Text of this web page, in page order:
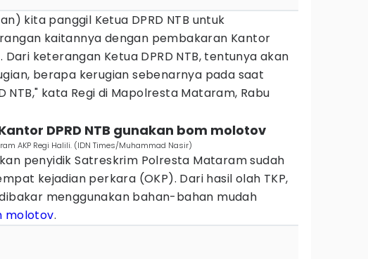
kita panggil Ketua DPRD NTB untuk
kaitannya dengan pembakaran Kantor
Dari keterangan Ketua DPRD NTB, tentunya akan
berapa kerugian sebenarnya pada saat
NTB," kata Regi di Mapolresta Mataram, Rabu
DPRD NTB gunakan bom molotov
AKP Regi Halili. (IDN Times/Muhammad Nasir)
penyidik Satreskrim Polresta Mataram sudah
kejadian perkara (OKP). Dari hasil olah TKP,
dibakar menggunakan bahan-bahan mudah
molotov.